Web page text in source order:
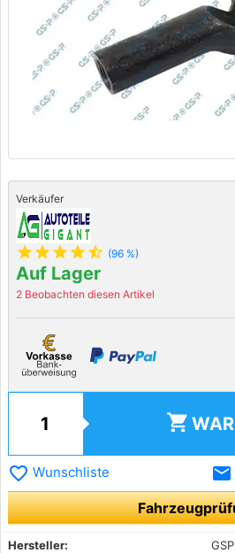
Verkäufer
star star star star star_half (96 %)
Auf Lager
2 Beobachten diesen Artikel
shopping_cart
favorite_border Wunschliste email
Hersteller:
GSP